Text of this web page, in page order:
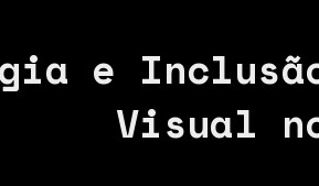
e
Visual